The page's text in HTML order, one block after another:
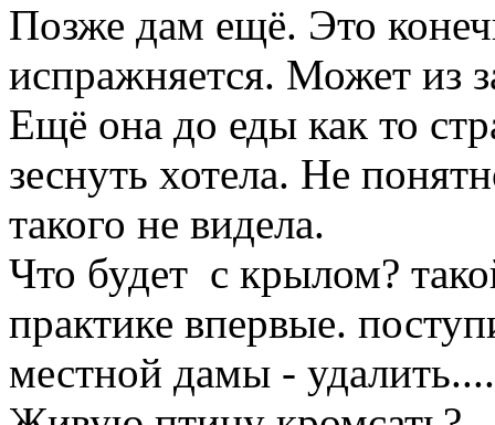
Позже дам ещё. Это
испражняется. Может из
Ещё она до еды как то
зеснуть хотела. Не
такого не видела.
Что будет с крылом?
практике впервые.
местной дамы -